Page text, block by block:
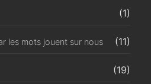
(1)
les mots jouent sur nous (11)
(19)